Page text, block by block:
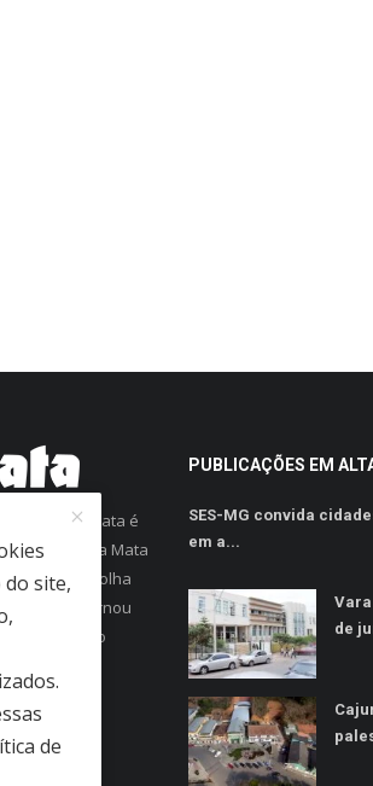
Folha da Mata é
da Zona da Mata
Viçosa, o Folha
e se tornou
regular no
PUBLICAÇÕES EM
SES-MG convida
em a...
de
site,
de